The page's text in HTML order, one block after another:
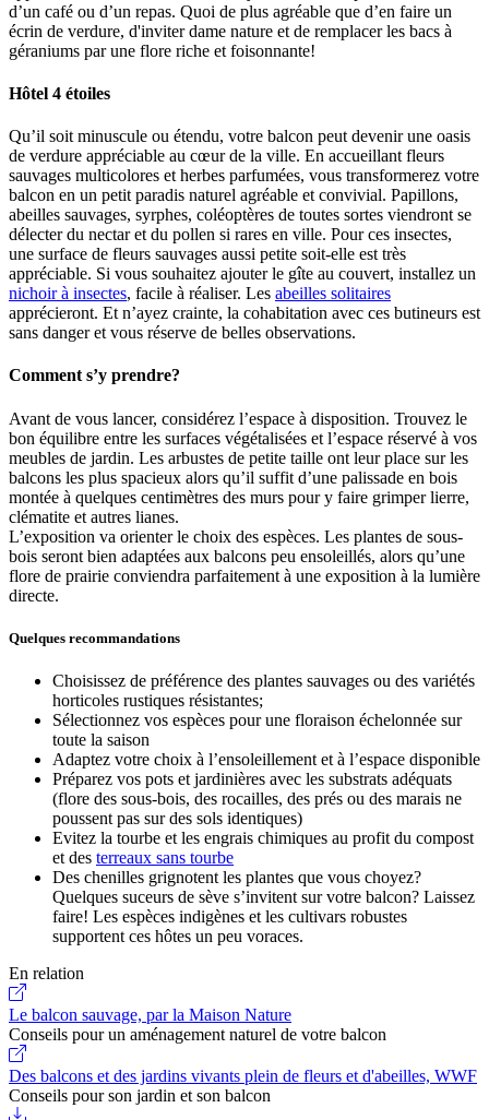
d’un café ou d’un repas. Quoi de plus agréable que d’en faire un
écrin de verdure, d'inviter dame nature et de remplacer les bacs à
géraniums par une flore riche et foisonnante!
Hôtel 4 étoiles
Qu’il soit minuscule ou étendu, votre balcon peut devenir une oasis
de verdure appréciable au cœur de la ville. En accueillant fleurs
sauvages multicolores et herbes parfumées, vous transformerez votre
balcon en un petit paradis naturel agréable et convivial. Papillons,
abeilles sauvages, syrphes, coléoptères de toutes sortes viendront se
délecter du nectar et du pollen si rares en ville. Pour ces insectes,
une surface de fleurs sauvages aussi petite soit-elle est très
appréciable. Si vous souhaitez ajouter le gîte au couvert, installez un
nichoir à insectes, facile à réaliser. Les abeilles solitaires
apprécieront. Et n’ayez crainte, la cohabitation avec ces butineurs est
sans danger et vous réserve de belles observations.
Comment s’y prendre?
Avant de vous lancer, considérez l’espace à disposition. Trouvez le
bon équilibre entre les surfaces végétalisées et l’espace réservé à vos
meubles de jardin. Les arbustes de petite taille ont leur place sur les
balcons les plus spacieux alors qu’il suffit d’une palissade en bois
montée à quelques centimètres des murs pour y faire grimper lierre,
clématite et autres lianes.
L’exposition va orienter le choix des espèces. Les plantes de sous-
bois seront bien adaptées aux balcons peu ensoleillés, alors qu’une
flore de prairie conviendra parfaitement à une exposition à la lumière
directe.
Quelques recommandations
Choisissez de préférence des plantes sauvages ou des variétés
horticoles rustiques résistantes;
Sélectionnez vos espèces pour une floraison échelonnée sur
toute la saison
Adaptez votre choix à l’ensoleillement et à l’espace disponible
Préparez vos pots et jardinières avec les substrats adéquats
(flore des sous-bois, des rocailles, des prés ou des marais ne
poussent pas sur des sols identiques)
Evitez la tourbe et les engrais chimiques au profit du compost
et des terreaux sans tourbe
Des chenilles grignotent les plantes que vous choyez?
Quelques suceurs de sève s’invitent sur votre balcon? Laissez
faire! Les espèces indigènes et les cultivars robustes
supportent ces hôtes un peu voraces.
En relation
Le balcon sauvage, par la Maison Nature
Conseils pour un aménagement naturel de votre balcon
Des balcons et des jardins vivants plein de fleurs et d'abeilles, WWF
Conseils pour son jardin et son balcon